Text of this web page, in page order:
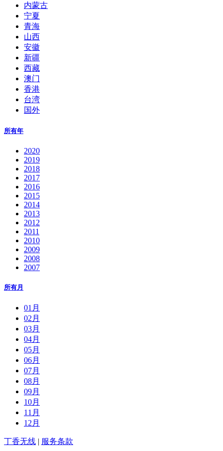
内蒙古
宁夏
青海
山西
安徽
新疆
西藏
澳门
香港
台湾
国外
所有年
2020
2019
2018
2017
2016
2015
2014
2013
2012
2011
2010
2009
2008
2007
所有月
01月
02月
03月
04月
05月
06月
07月
08月
09月
10月
11月
12月
丁香无线 服务条款